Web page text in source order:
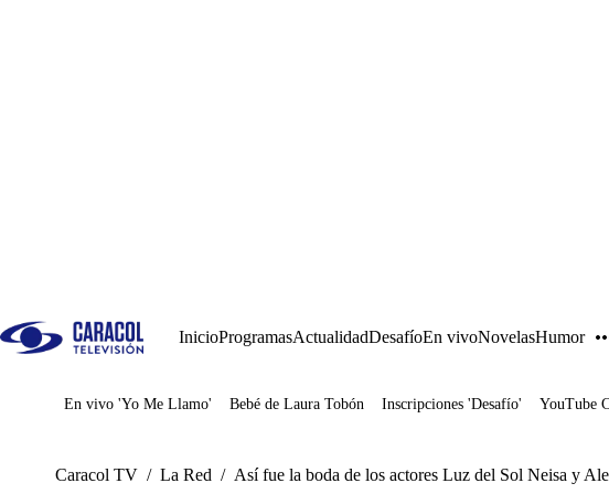
InicioProgramasActualidadDesafíoEn vivoNovelasHumor
Juegos
En vivo 'Yo Me Llamo' Bebé de Laura Tobón Inscripciones 'Desafío' YouTube
Caracol TV / La Red / Así fue la boda de los actores Luz del Sol Neisa y